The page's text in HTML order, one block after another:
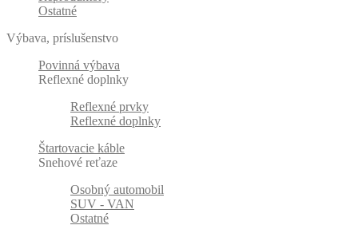
Ostatné
Výbava, príslušenstvo
Povinná výbava
Reflexné doplnky
Reflexné prvky
Reflexné doplnky
Štartovacie káble
Snehové reťaze
Osobný automobil
SUV - VAN
Ostatné